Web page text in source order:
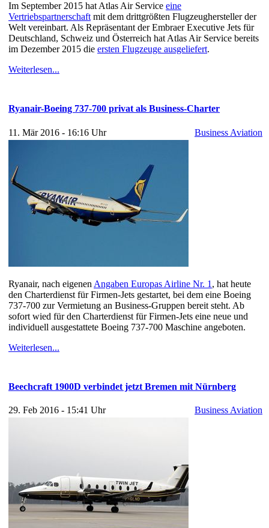
Im September 2015 hat Atlas Air Service eine
Vertriebspartnerschaft mit dem drittgrößten Flugzeughersteller der
Welt vereinbart. Als Repräsentant der Embraer Executive Jets für
Deutschland, Schweiz und Österreich hat Atlas Air Service bereits
im Dezember 2015 die ersten Flugzeuge ausgeliefert.
Weiterlesen...
Ryanair-Boeing 737-700 privat als Business-Charter
11. Mär 2016 - 16:16 Uhr Business Aviation
Ryanair, nach eigenen Angaben Europas Airline Nr. 1 , hat heute
den Charterdienst für Firmen-Jets gestartet, bei dem eine Boeing
737-700 zur Vermietung an Business-Gruppen bereit steht. Ab
sofort wied für den Charterdienst für Firmen-Jets eine neue und
individuell ausgestattete Boeing 737-700 Maschine angeboten.
Weiterlesen...
Beechcraft 1900D verbindet jetzt Bremen mit Nürnberg
29. Feb 2016 - 15:41 Uhr Business Aviation